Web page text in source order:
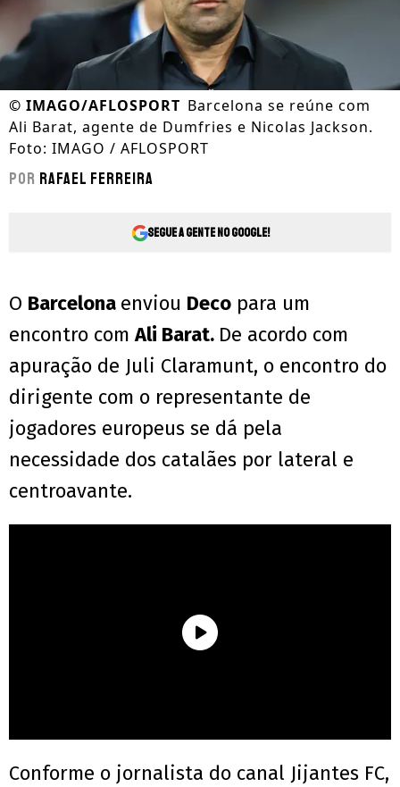
© IMAGO/AFLOSPORT Barcelona se reúne com
Ali Barat, agente de Dumfries e Nicolas Jackson.
Foto: IMAGO / AFLOSPORT
Por Rafael Ferreira
Segue a gente no Google!
O Barcelona enviou Deco para um
encontro comAli Barat. De acordo com
apuração de Juli Claramunt, o encontro do
dirigente com o representante de
jogadores europeus se dá pela
necessidade dos catalães por lateral e
centroavante.
Conforme o jornalista do canal Jijantes FC,